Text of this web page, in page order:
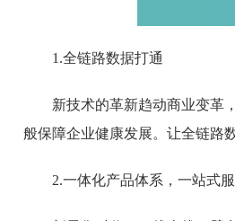
1.全链路数据打通
新技术的革新趋动商业变革
般保障企业健康发展。让全链路
2.一体化产品体系，一站式